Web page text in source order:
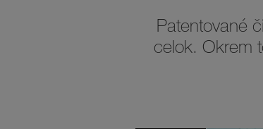
Patentované
celok. Okrem